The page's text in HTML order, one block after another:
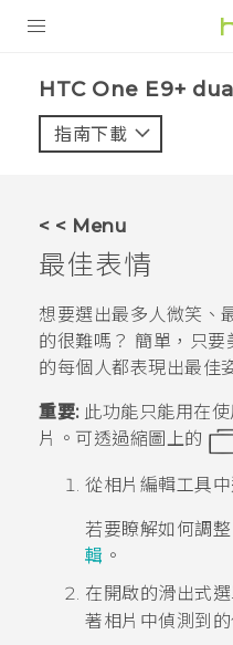
VIVE
應用程式
登入
HTC One E9+
指南下載
< < Menu
最佳表情
想要選出最多人微笑、
的很難嗎？ 簡單，只
的每個人都表現出最佳
重要:此功能只能用在使
片。可透過縮圖上的
從相片編輯工具
若要瞭解如何調
輯 。
在開啟的滑出式
著相片中偵測到